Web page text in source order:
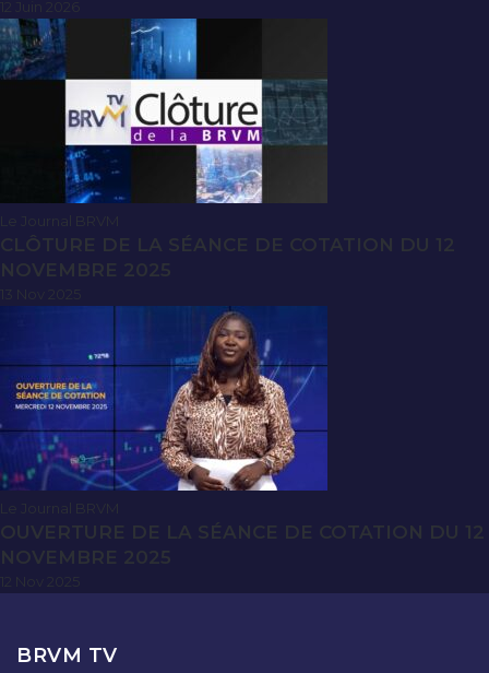
Le Journal BRVM
CLÔTURE DE LA SÉANCE DE COTATION DU 12
NOVEMBRE 2025
Le Journal BRVM
OUVERTURE DE LA SÉANCE DE COTATION DU 12
NOVEMBRE 2025
BRVM TV